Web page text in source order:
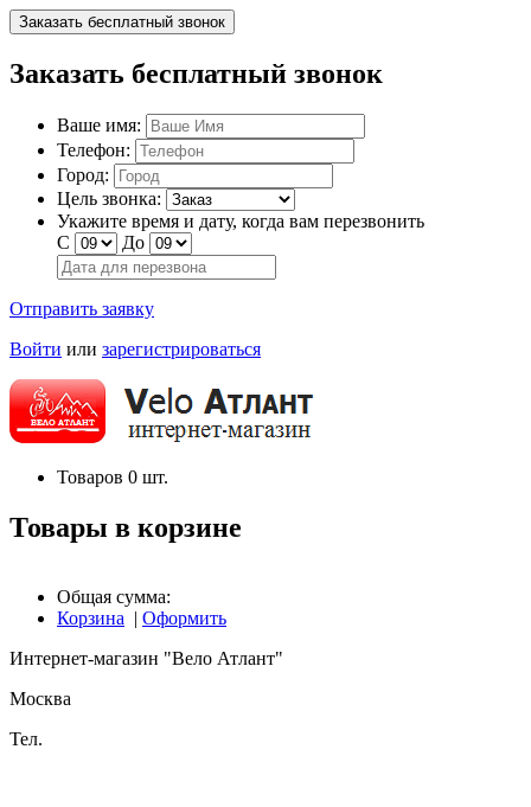
Заказать бесплатный звонок
Заказать бесплатный звонок
Ваше имя:
Телефон:
Город:
Цель звонка:
Укажите время и дату, когда вам перезвонить
С
До
Отправить заявку
Войти или зарегистрироваться
Товаров 0 шт.
Товары в корзине
Общая сумма:
Корзина | Оформить
Интернет-магазин "Вело Атлант"
Москва
Тел.